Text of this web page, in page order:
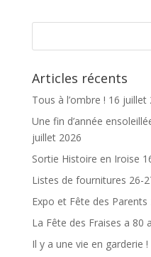
b
k
er l
Articles récents
Tous à l’ombre ! 16 juillet
Une fin d’année
juillet 2026
Sortie Histoire en Iroise
Listes de fournitures 26-
Expo et Fête des Parents
La Fête des Fraises a 80
Il y a une vie en garderie !